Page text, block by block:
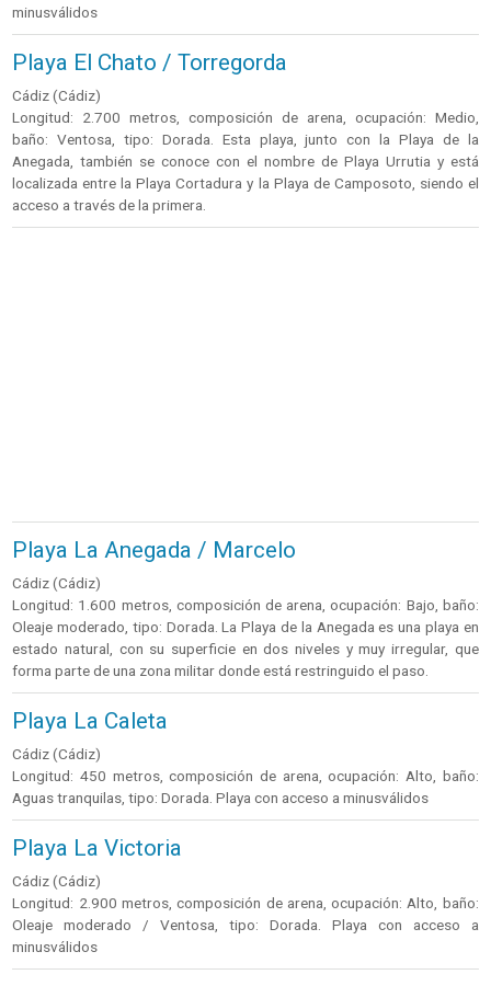
minusválidos
Playa El Chato / Torregorda
Cádiz (Cádiz)
Longitud: 2.700 metros, composición de arena, ocupación: Medio,
baño: Ventosa, tipo: Dorada. Esta playa, junto con la Playa de la
Anegada, también se conoce con el nombre de Playa Urrutia y está
localizada entre la Playa Cortadura y la Playa de Camposoto, siendo el
acceso a través de la primera.
Playa La Anegada / Marcelo
Cádiz (Cádiz)
Longitud: 1.600 metros, composición de arena, ocupación: Bajo, baño:
Oleaje moderado, tipo: Dorada. La Playa de la Anegada es una playa en
estado natural, con su superficie en dos niveles y muy irregular, que
forma parte de una zona militar donde está restringuido el paso.
Playa La Caleta
Cádiz (Cádiz)
Longitud: 450 metros, composición de arena, ocupación: Alto, baño:
Aguas tranquilas, tipo: Dorada. Playa con acceso a minusválidos
Playa La Victoria
Cádiz (Cádiz)
Longitud: 2.900 metros, composición de arena, ocupación: Alto, baño:
Oleaje moderado / Ventosa, tipo: Dorada. Playa con acceso a
minusválidos